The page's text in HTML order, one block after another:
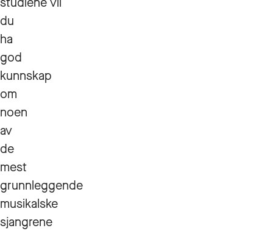
du
ha
god
kunnskap
om
noen
av
de
mest
grunnleggende
musikalske
sjangrene